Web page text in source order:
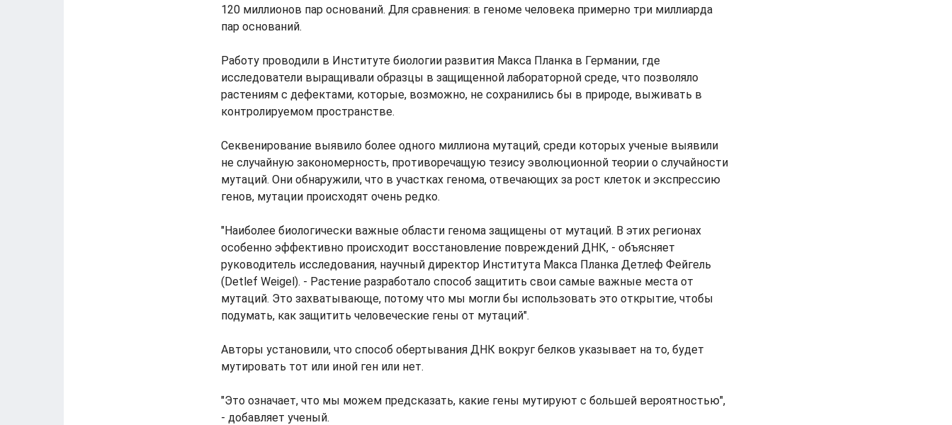
120 миллионов пар оснований. Для сравнения: в геноме человека примерно три миллиарда
пар оснований.
Работу проводили в Институте биологии развития Макса Планка в Германии, где
исследователи выращивали образцы в защищенной лабораторной среде, что позволяло
растениям с дефектами, которые, возможно, не сохранились бы в природе, выживать в
контролируемом пространстве.
Секвенирование выявило более одного миллиона мутаций, среди которых ученые выявили
не случайную закономерность, противоречащую тезису эволюционной теории о случайности
мутаций. Они обнаружили, что в участках генома, отвечающих за рост клеток и экспрессию
генов, мутации происходят очень редко.
"Наиболее биологически важные области генома защищены от мутаций. В этих регионах
особенно эффективно происходит восстановление повреждений ДНК, - объясняет
руководитель исследования, научный директор Института Макса Планка Детлеф Фейгель
(Detlef Weigel). - Растение разработало способ защитить свои самые важные места от
мутаций. Это захватывающе, потому что мы могли бы использовать это открытие, чтобы
подумать, как защитить человеческие гены от мутаций".
Авторы установили, что способ обертывания ДНК вокруг белков указывает на то, будет
мутировать тот или иной ген или нет.
"Это означает, что мы можем предсказать, какие гены мутируют с большей вероятностью",
- добавляет ученый.